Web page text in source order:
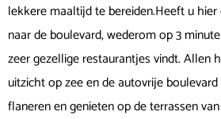
lekkere maaltijd te bereiden.Heeft u hier
naar de boulevard, wederom op 3
zeer gezellige restaurantjes vindt. Allen
uitzicht op zee en de autovrije
flaneren en genieten op de terrassen